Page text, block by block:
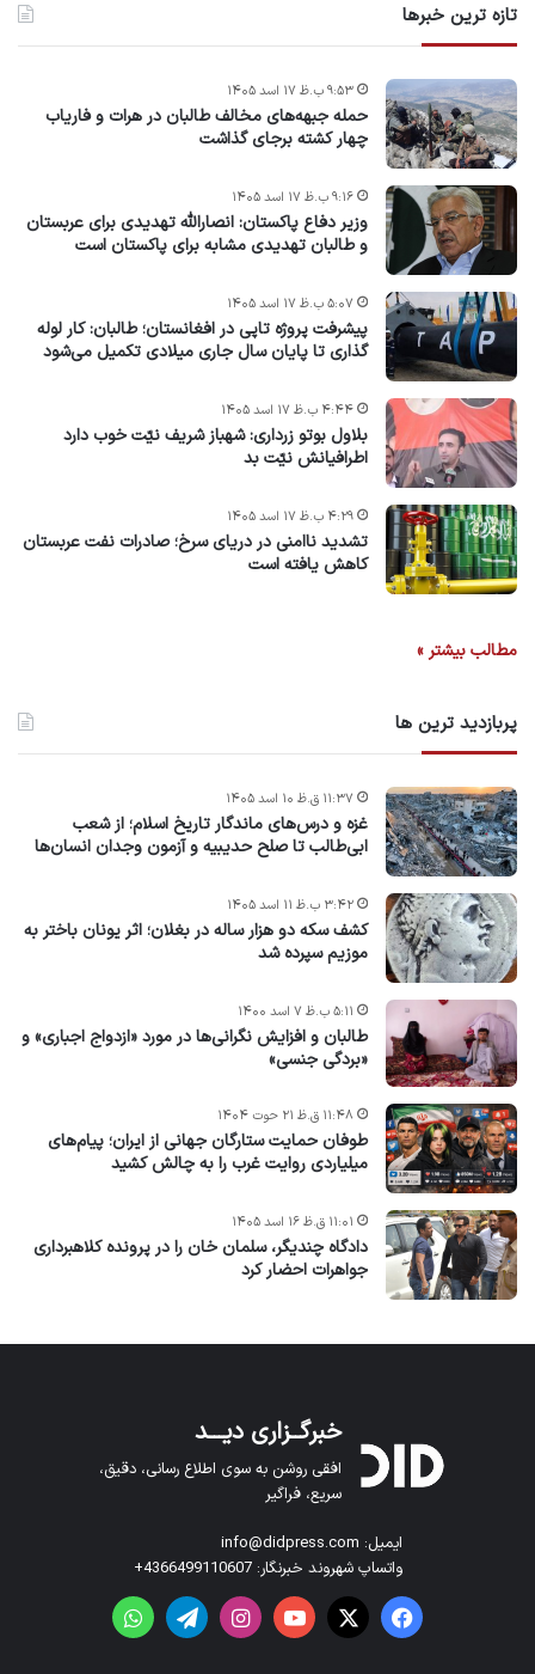
تازه ترین خبرها
حمله جبهه‌های مخالف طالبان در هرات و فاریاب
چهار کشته برجای گذاشت
۹:۵۳ ب.ظ ۱۷ اسد ۱۴۰۵
وزیر دفاع پاکستان: انصارالله تهدیدی برای عربستان
و طالبان تهدیدی مشابه برای پاکستان است
۹:۱۶ ب.ظ ۱۷ اسد ۱۴۰۵
پیشرفت پروژه‌ تاپی در افغانستان؛ طالبان: کار لوله
گذاری تا پایان سال جاری میلادی تکمیل می‌شود
۵:۰۷ ب.ظ ۱۷ اسد ۱۴۰۵
بلاول بوتو زرداری: شهباز شریف نیّت خوب دارد
اطرافیانش نیّت بد
۴:۴۴ ب.ظ ۱۷ اسد ۱۴۰۵
تشدید ناامنی در دریای سرخ؛ صادرات نفت عربستان
کاهش یافته است
۴:۲۹ ب.ظ ۱۷ اسد ۱۴۰۵
مطالب بیشتر »
پربازدید ترین ها
غزه و درس‌های ماندگار تاریخ اسلام؛ از شعب
ابی‌طالب تا صلح حدیبیه و آزمون وجدان انسان‌ها
۱۱:۳۷ ق.ظ ۱۰ اسد ۱۴۰۵
کشف سکه دو هزار ساله در بغلان؛ اثر یونان باختر به
موزیم سپرده شد
۳:۴۲ ب.ظ ۱۱ اسد ۱۴۰۵
طالبان و افزایش نگرانی‌ها در مورد «ازدواج اجباری» و
«بردگی جنسی»
۵:۱۱ ب.ظ ۷ اسد ۱۴۰۰
طوفان حمایت ستارگان جهانی از ایران؛ پیام‌های
میلیاردی روایت غرب را به چالش کشید
۱۱:۴۸ ق.ظ ۲۱ حوت ۱۴۰۴
دادگاه چندیگر، سلمان خان را در پرونده کلاهبرداری
جواهرات احضار کرد
۱۱:۰۱ ق.ظ ۱۶ اسد ۱۴۰۵
خبرگــزاری دیـــد
افقی روشن به سوی اطلاع رسانی، دقیق،
سریع، فراگیر
ایمیل: info@didpress.com
واتساپ شهروند خبرنگار: 4366499110607+
فیس بوک X یوتیوباینستاگرامتلگرامواتس آپ